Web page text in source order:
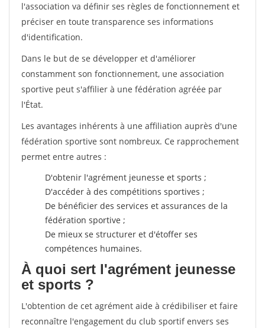
l'association va définir ses règles de fonctionnement et
préciser en toute transparence ses informations
d'identification.
Dans le but de se développer et d'améliorer
constamment son fonctionnement, une association
sportive peut s'affilier à une fédération agréée par
l'État.
Les avantages inhérents à une affiliation auprès d'une
fédération sportive sont nombreux. Ce rapprochement
permet entre autres :
D'obtenir l'agrément jeunesse et sports ;
D'accéder à des compétitions sportives ;
De bénéficier des services et assurances de la
fédération sportive ;
De mieux se structurer et d'étoffer ses
compétences humaines.
À quoi sert l'agrément jeunesse
et sports ?
L'obtention de cet agrément aide à crédibiliser et faire
reconnaître l'engagement du club sportif envers ses